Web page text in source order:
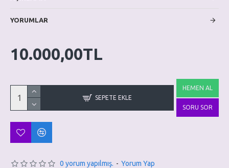
YORUMLAR
0 yorum yapılmış. - Yorum Yap
10.000,00TL
SEPETE EKLE
HEMEN AL
SORU SOR